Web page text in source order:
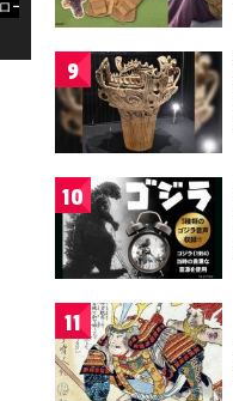
9
10
11